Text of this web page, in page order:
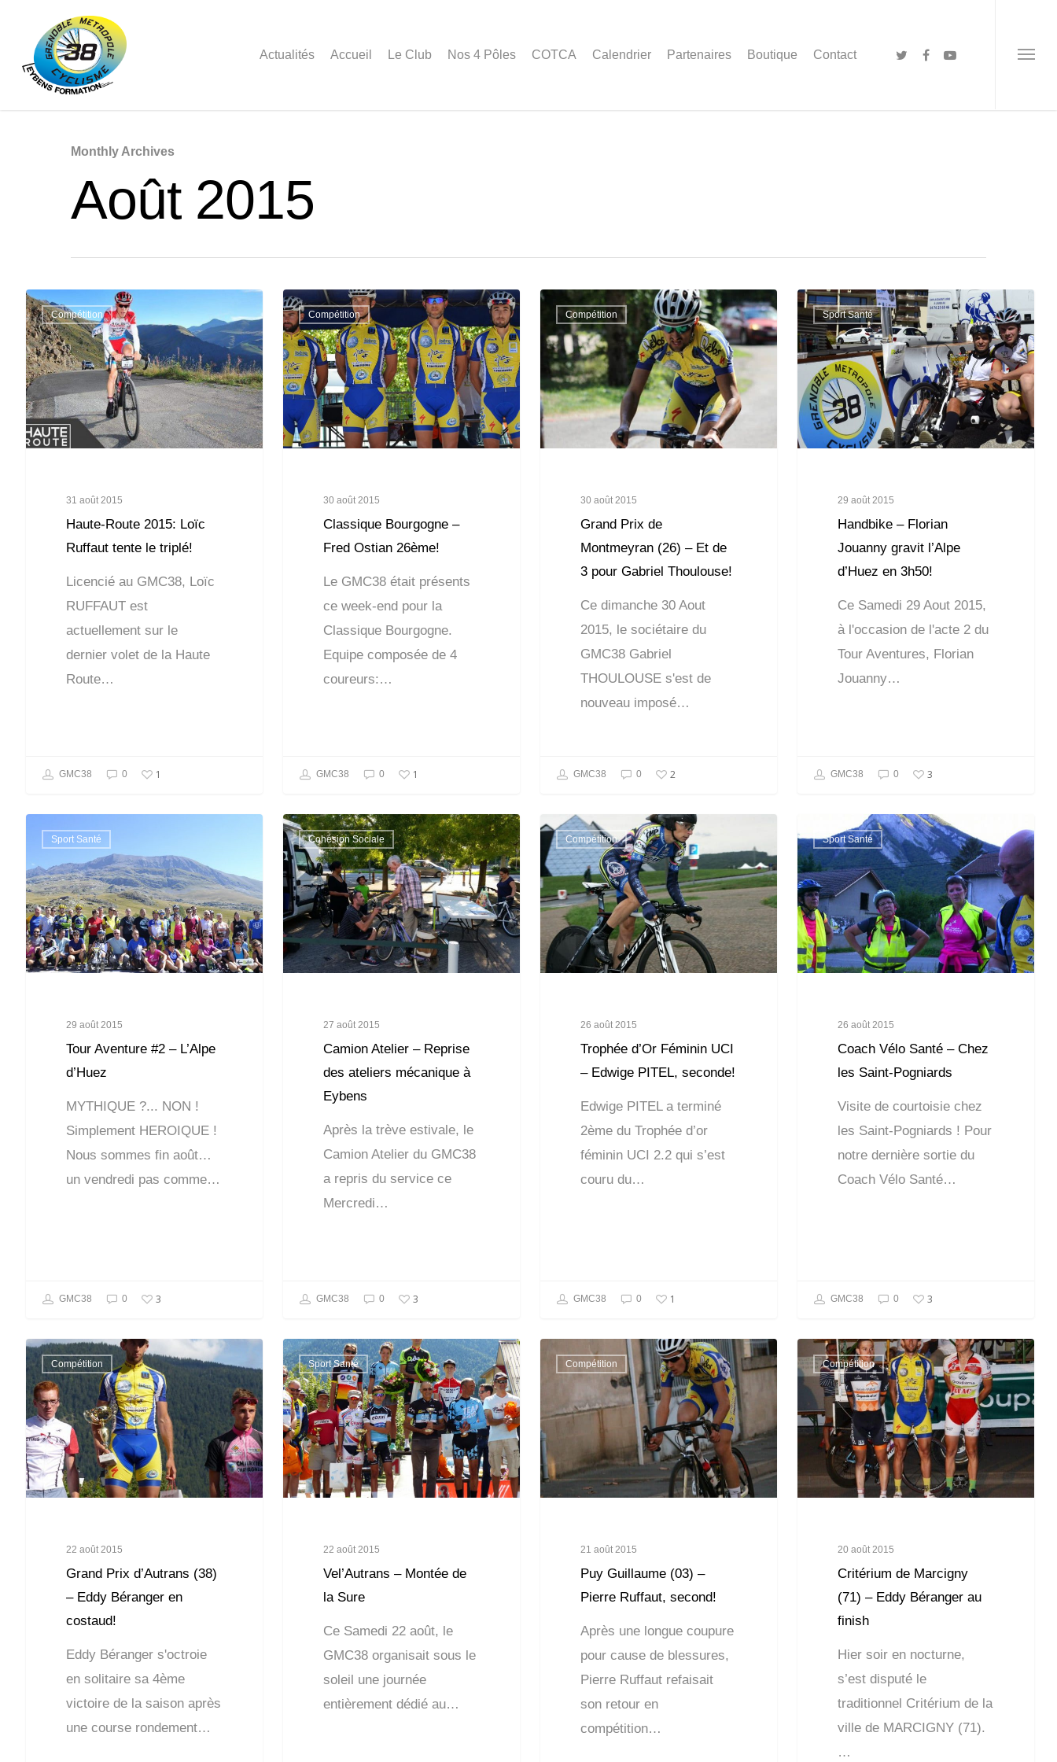
Actualités Accueil Le Club Nos 4 Pôles COTCA Calendrier Partenaires Boutique Contact
Monthly Archives
Août 2015
Compétition
31 août 2015
Haute-Route 2015: Loïc
Ruffaut tente le triplé!
Licencié au GMC38, Loïc
RUFFAUT est
actuellement sur le
dernier volet de la Haute
Route…
GMC38 0 1
Compétition
30 août 2015
Classique Bourgogne –
Fred Ostian 26ème!
Le GMC38 était présents
ce week-end pour la
Classique Bourgogne.
Equipe composée de 4
coureurs:…
GMC38 0 1
Compétition
30 août 2015
Grand Prix de
Montmeyran (26) – Et de
3 pour Gabriel Thoulouse!
Ce dimanche 30 Aout
2015, le sociétaire du
GMC38 Gabriel
THOULOUSE s'est de
nouveau imposé…
GMC38 0 2
Sport Santé
29 août 2015
Handbike – Florian
Jouanny gravit l’Alpe
d’Huez en 3h50!
Ce Samedi 29 Aout 2015,
à l'occasion de l'acte 2 du
Tour Aventures, Florian
Jouanny…
GMC38 0 3
Sport Santé
29 août 2015
Tour Aventure #2 – L’Alpe
d’Huez
MYTHIQUE ?... NON !
Simplement HEROIQUE !
Nous sommes fin août…
un vendredi pas comme…
GMC38 0 3
Cohésion Sociale
27 août 2015
Camion Atelier – Reprise
des ateliers mécanique à
Eybens
Après la trève estivale, le
Camion Atelier du GMC38
a repris du service ce
Mercredi…
GMC38 0 3
Compétition
26 août 2015
Trophée d’Or Féminin UCI
– Edwige PITEL, seconde!
Edwige PITEL a terminé
2ème du Trophée d’or
féminin UCI 2.2 qui s’est
couru du…
GMC38 0 1
Sport Santé
26 août 2015
Coach Vélo Santé – Chez
les Saint-Pogniards
Visite de courtoisie chez
les Saint-Pogniards ! Pour
notre dernière sortie du
Coach Vélo Santé…
GMC38 0 3
Compétition
22 août 2015
Grand Prix d’Autrans (38)
– Eddy Béranger en
costaud!
Eddy Béranger s'octroie
en solitaire sa 4ème
victoire de la saison après
une course rondement…
Sport Santé
22 août 2015
Vel’Autrans – Montée de
la Sure
Ce Samedi 22 août, le
GMC38 organisait sous le
soleil une journée
entièrement dédié au…
Compétition
21 août 2015
Puy Guillaume (03) –
Pierre Ruffaut, second!
Après une longue coupure
pour cause de blessures,
Pierre Ruffaut refaisait
son retour en
compétition…
Compétition
20 août 2015
Critérium de Marcigny
(71) – Eddy Béranger au
finish
Hier soir en nocturne,
s’est disputé le
traditionnel Critérium de la
ville de MARCIGNY (71).
…